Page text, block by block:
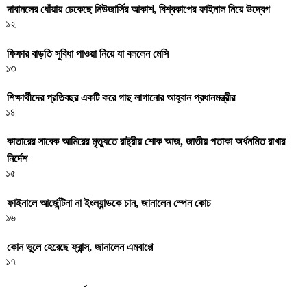
দাবানলের ধোঁয়ায় ঢেকেছে নিউজার্সির আকাশ, বিশ্বকাপের ফাইনাল নিয়ে উদ্বেগ
১২
ফিফার বাড়তি সুবিধা পাওয়া নিয়ে যা বললেন মেসি
১৩
শিক্ষার্থীদের প্রতিবছর একটি করে গাছ লাগানোর আহ্বান প্রধানমন্ত্রীর
১৪
কাতারের সাবেক আমিরের মৃত্যুতে রাষ্ট্রীয় শোক আজ, জাতীয় পতাকা অর্ধনমিত রাখার
নির্দেশ
১৫
ফাইনালে আর্জেন্টিনা না ইংল্যান্ডকে চান, জানালেন স্পেন কোচ
১৬
কোন ভুলে হেরেছে ফ্রান্স, জানালেন এমবাপ্পে
১৭